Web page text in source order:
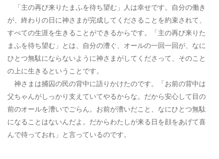
「主の再び来りたまふを待ち望む」人は幸せです。自分の働き
が、終わりの日に神さまが完成してくださることを約束されて、
すべての生涯を生きることができるからです。「主の再び来りた
まふを待ち望む」とは、自分の漕ぐ、オールの一回一回が、なに
ひとつ無駄にならないように神さまがしてくださって、そのこと
の上に生きるということです。
神さまは捕囚の民の背中に語りかけたのです。「お前の背中は
父ちゃんがしっかり支えていてやるからな。だから安心して目の
前のオールを漕いでごらん。お前が漕いだこと、なにひとつ無駄
になることはないんだよ。だからわたしが来る日を顔をあげて喜
んで待っておれ」と言っているのです。